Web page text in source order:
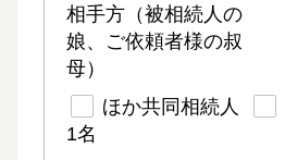
相手方（被相続人の
娘、ご依頼者様の叔
母）
ほか共同相続人
1名